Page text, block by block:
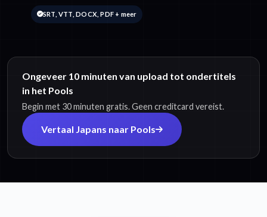
SRT, VTT, DOCX, PDF + meer
Ongeveer 10 minuten van upload tot ondertitels
in het Pools
Begin met 30 minuten gratis. Geen creditcard vereist.
Vertaal Japans naar Pools